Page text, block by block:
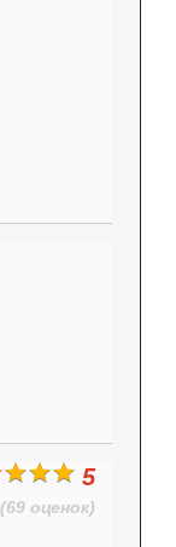
5
(69 оценок)